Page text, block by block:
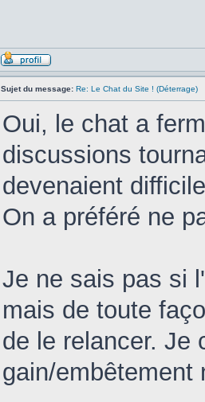
Sujet du message: Re: Le Chat du Site ! (Déterrage)
Oui, le chat a
discussions
devenaient
On a préféré ne
Je ne sais pas si
mais de toute
de le relancer. Je
gain/embêtement